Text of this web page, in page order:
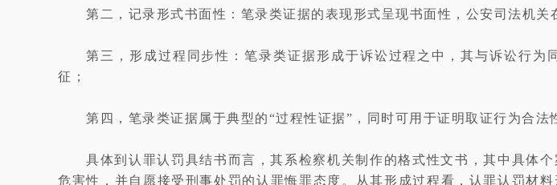
第二，记录形式书面性：笔录类证据的表现形式呈现书面性，公安司法机
第三，形成过程同步性：笔录类证据形成于诉讼过程之中，其与诉讼行
征；
第四，笔录类证据属于典型的“过程性证据”，同时可用于证明取证行为合法
具体到认罪认罚具结书而言，其系检察机关制作的格式性文书，其中具体
危害性，并自愿接受刑事处罚的认罪悔罪态度。从其形成过程看，认罪认罚材